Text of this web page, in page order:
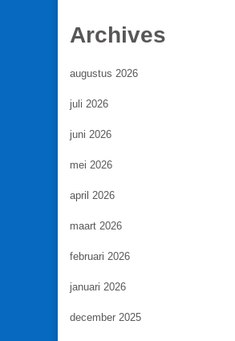
Archives
augustus 2026
juli 2026
juni 2026
mei 2026
april 2026
maart 2026
februari 2026
januari 2026
december 2025